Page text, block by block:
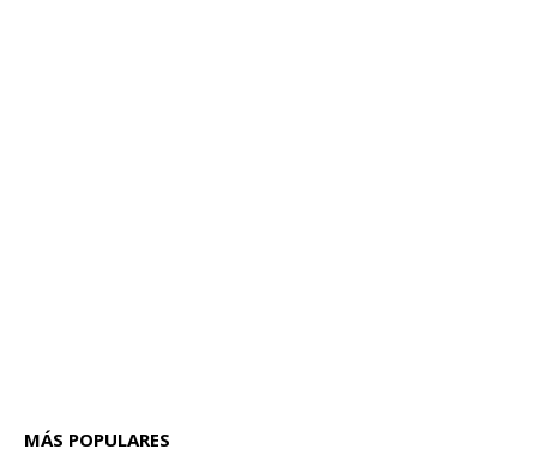
MÁS POPULARES